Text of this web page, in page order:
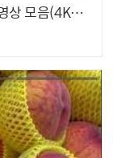
[숨겨진 벚꽃명소🌸]금천구 안양천 벚꽃영상 모음(4K🎥)